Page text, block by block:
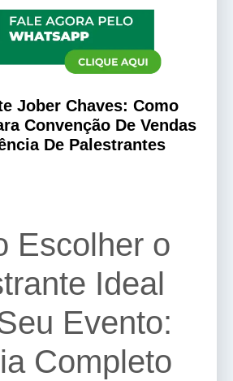
Jober Chaves: Como
Convenção De Vendas
De Palestrantes
Escolher o
Ideal
Evento:
Completo